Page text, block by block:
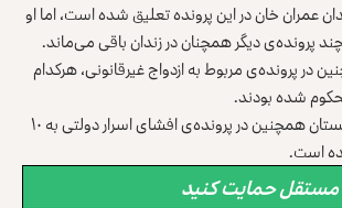
عمران خان در این پرونده تعلیق شده است، اما او
پرونده‌ی دیگر همچنان در زندان باقی می‌ماند.
پرونده‌ی مربوط به ازدواج غیرقانونی، هرکدام
شده بودند.
نخست‌وزیر پیشین پاکستان همچنین در پرونده‌ی افشای اسرار دولتی به ۱۰
است.
مستقل حمایت کنید